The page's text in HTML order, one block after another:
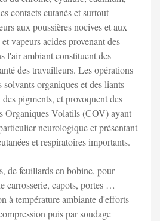
contacts cutanés et surtout
aux poussières nocives et aux
vapeurs acides provenant des
l'air ambiant constituent des
des travailleurs. Les opérations
organiques et des liants
pigments, et provoquent des
Organiques Volatils (COV) ayant
neurologique et présentant
et respiratoires importants.
de feuillards en bobine, pour
carrosserie, capots, portes …
à température ambiante d'efforts
puis par soudage